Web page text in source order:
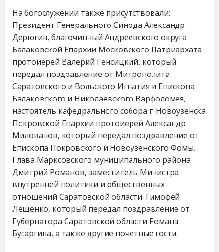
На богослужении также присутствовали:
Президент Генерального Синода Александр
Дерюгин, благочинный Андреевского округа
Балаковской Епархии Московского Патриархата
протоиерей Валерий Генсицкий, который
передал поздравление от Митрополита
Саратовского и Вольского Игнатия и Епископа
Балаковского и Николаевского Варфоломея,
настоятель кафедрального собора г. Новоузенска
Покровской Епархии протоиерей Александр
Милованов, который передал поздравление от
Епископа Покровского и Новоузенского Фомы,
Глава Марксовского муниципального района
Дмитрий Романов, заместитель Министра
внутренней политики и общественных
отношений Саратовской области Тимофей
Лещенко, который передал поздравление от
Губернатора Саратовской области Романа
Бусаргина, а также другие почетные гости.